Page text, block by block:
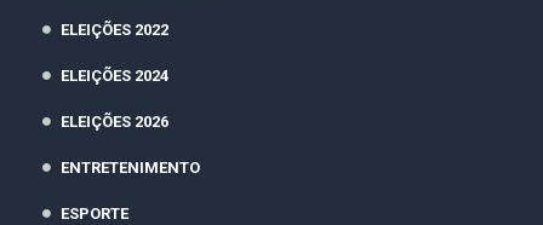
ELEIÇÕES 2022
ELEIÇÕES 2024
ELEIÇÕES 2026
ENTRETENIMENTO
ESPORTE